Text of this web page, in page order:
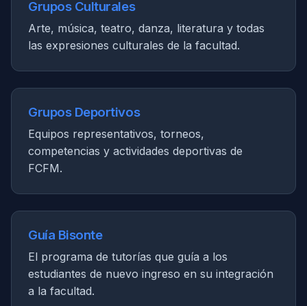
Grupos Culturales
Arte, música, teatro, danza, literatura y todas
las expresiones culturales de la facultad.
Grupos Deportivos
Equipos representativos, torneos,
competencias y actividades deportivas de
FCFM.
Guía Bisonte
El programa de tutorías que guía a los
estudiantes de nuevo ingreso en su integración
a la facultad.